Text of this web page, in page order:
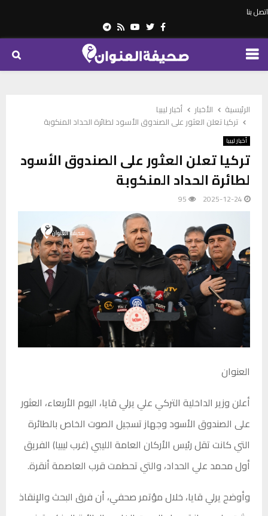
اتصل بنا
Facebook
Twitter
Youtube
Rss
Telegram
PRIMARY
الرئيسية الأخبار
أخبار ليبيا
تركيا تعلن العثور على الصندوق الأسود لطائرة الحداد المنكوبة
أخبار ليبيا
تركيا تعلن العثور على الصندوق الأسود
لطائرة الحداد المنكوبة
2025-12-24
95
العنوان
أعلن وزير الداخلية التركي علي يرلي قايا، اليوم الأربعاء، العثور
على الصندوق الأسود وجهاز تسجيل الصوت الخاص بالطائرة
التي كانت تقل رئيس الأركان العامة الليبي (غرب ليبيا) الفريق
أول محمد علي الحداد، والتي تحطمت قرب العاصمة أنقرة.
وأوضح يرلي قايا، خلال مؤتمر صحفي، أن فرق البحث والإنقاذ